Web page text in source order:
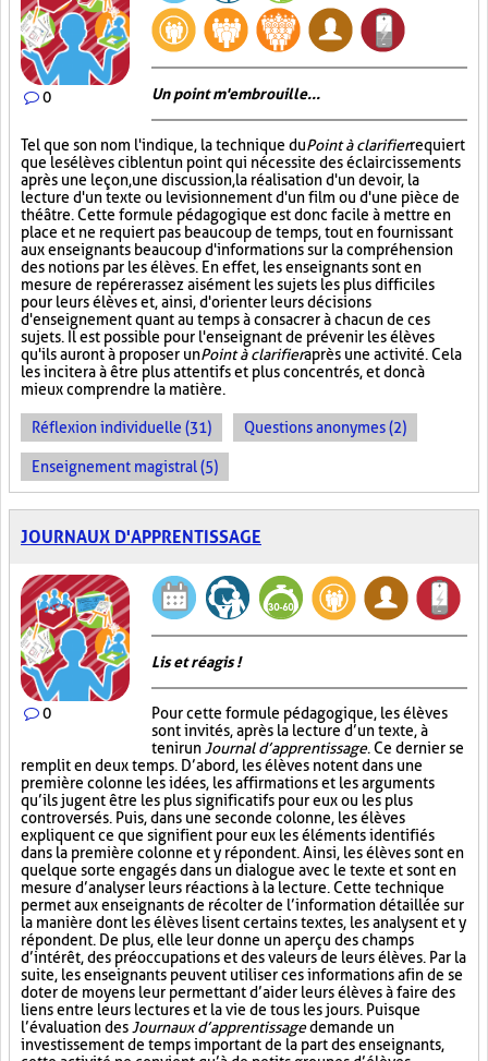
0 Un point m'embrouille...
Tel que son nom l'indique, la technique duPoint à clarifierrequiert
que les élèves ciblent un point qui nécessite des éclaircissements
après une leçon, une discussion, la réalisation d'un devoir, la
lecture d'un texte ou le visionnement d'un film ou d'une pièce de
théâtre. Cette formule pédagogique est donc facile à mettre en
place et ne requiert pas beaucoup de temps, tout en fournissant
aux enseignants beaucoup d'informations sur la compréhension
des notions par les élèves. En effet, les enseignants sont en
mesure de repérer assez aisément les sujets les plus difficiles
pour leurs élèves et, ainsi, d'orienter leurs décisions
d'enseignement quant au temps à consacrer à chacun de ces
sujets. Il est possible pour l'enseignant de prévenir les élèves
qu'ils auront à proposer unPoint à clarifieraprès une activité. Cela
les incitera à être plus attentifs et plus concentrés, et donc à
mieux comprendre la matière.
Réflexion individuelle (31) Questions anonymes (2)
Enseignement magistral (5)
JOURNAUX D'APPRENTISSAGE
0
Lis et réagis !
Pour cette formule pédagogique, les élèves
sont invités, après la lecture d’un texte, à
tenir un Journal d’apprentissage. Ce dernier se
remplit en deux temps. D’abord, les élèves notent dans une
première colonne les idées, les affirmations et les arguments
qu’ils jugent être les plus significatifs pour eux ou les plus
controversés. Puis, dans une seconde colonne, les élèves
expliquent ce que signifient pour eux les éléments identifiés
dans la première colonne et y répondent. Ainsi, les élèves sont en
quelque sorte engagés dans un dialogue avec le texte et sont en
mesure d’analyser leurs réactions à la lecture. Cette technique
permet aux enseignants de récolter de l’information détaillée sur
la manière dont les élèves lisent certains textes, les analysent et y
répondent. De plus, elle leur donne un aperçu des champs
d’intérêt, des préoccupations et des valeurs de leurs élèves. Par la
suite, les enseignants peuvent utiliser ces informations afin de se
doter de moyens leur permettant d’aider leurs élèves à faire des
liens entre leurs lectures et la vie de tous les jours. Puisque
l’évaluation des Journaux d’apprentissagedemande un
investissement de temps important de la part des enseignants,